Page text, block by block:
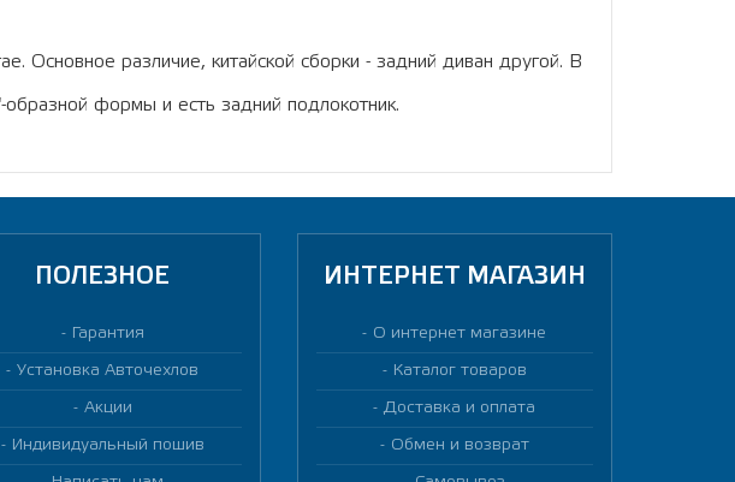
Основное различие, китайской сборки - задний диван другой. В
формы и есть задний подлокотник.
ПОЛЕЗНОЕ
Гарантия
Установка Авточехлов
Акции
Индивидуальный пошив
ИНТЕРНЕТ МАГАЗИН
О интернет магазине
Каталог товаров
Доставка и оплата
Обмен и возврат